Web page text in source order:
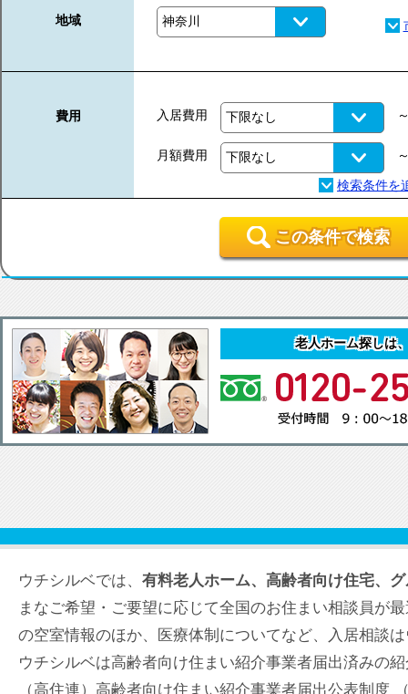
地域
費用 入居費用
月額費用
この条件で検索
老人ホーム探しは
ウチシルベでは、 有料老人ホーム、高齢者向け住宅、
まなご希望・ご要望に応じて全国のお住まい相談員が
の空室情報のほか、医療体制についてなど、入居相談
ウチシルベは高齢者向け住まい紹介事業者届出済みの
（高住連）高齢者向け住まい紹介事業者届出公表制度